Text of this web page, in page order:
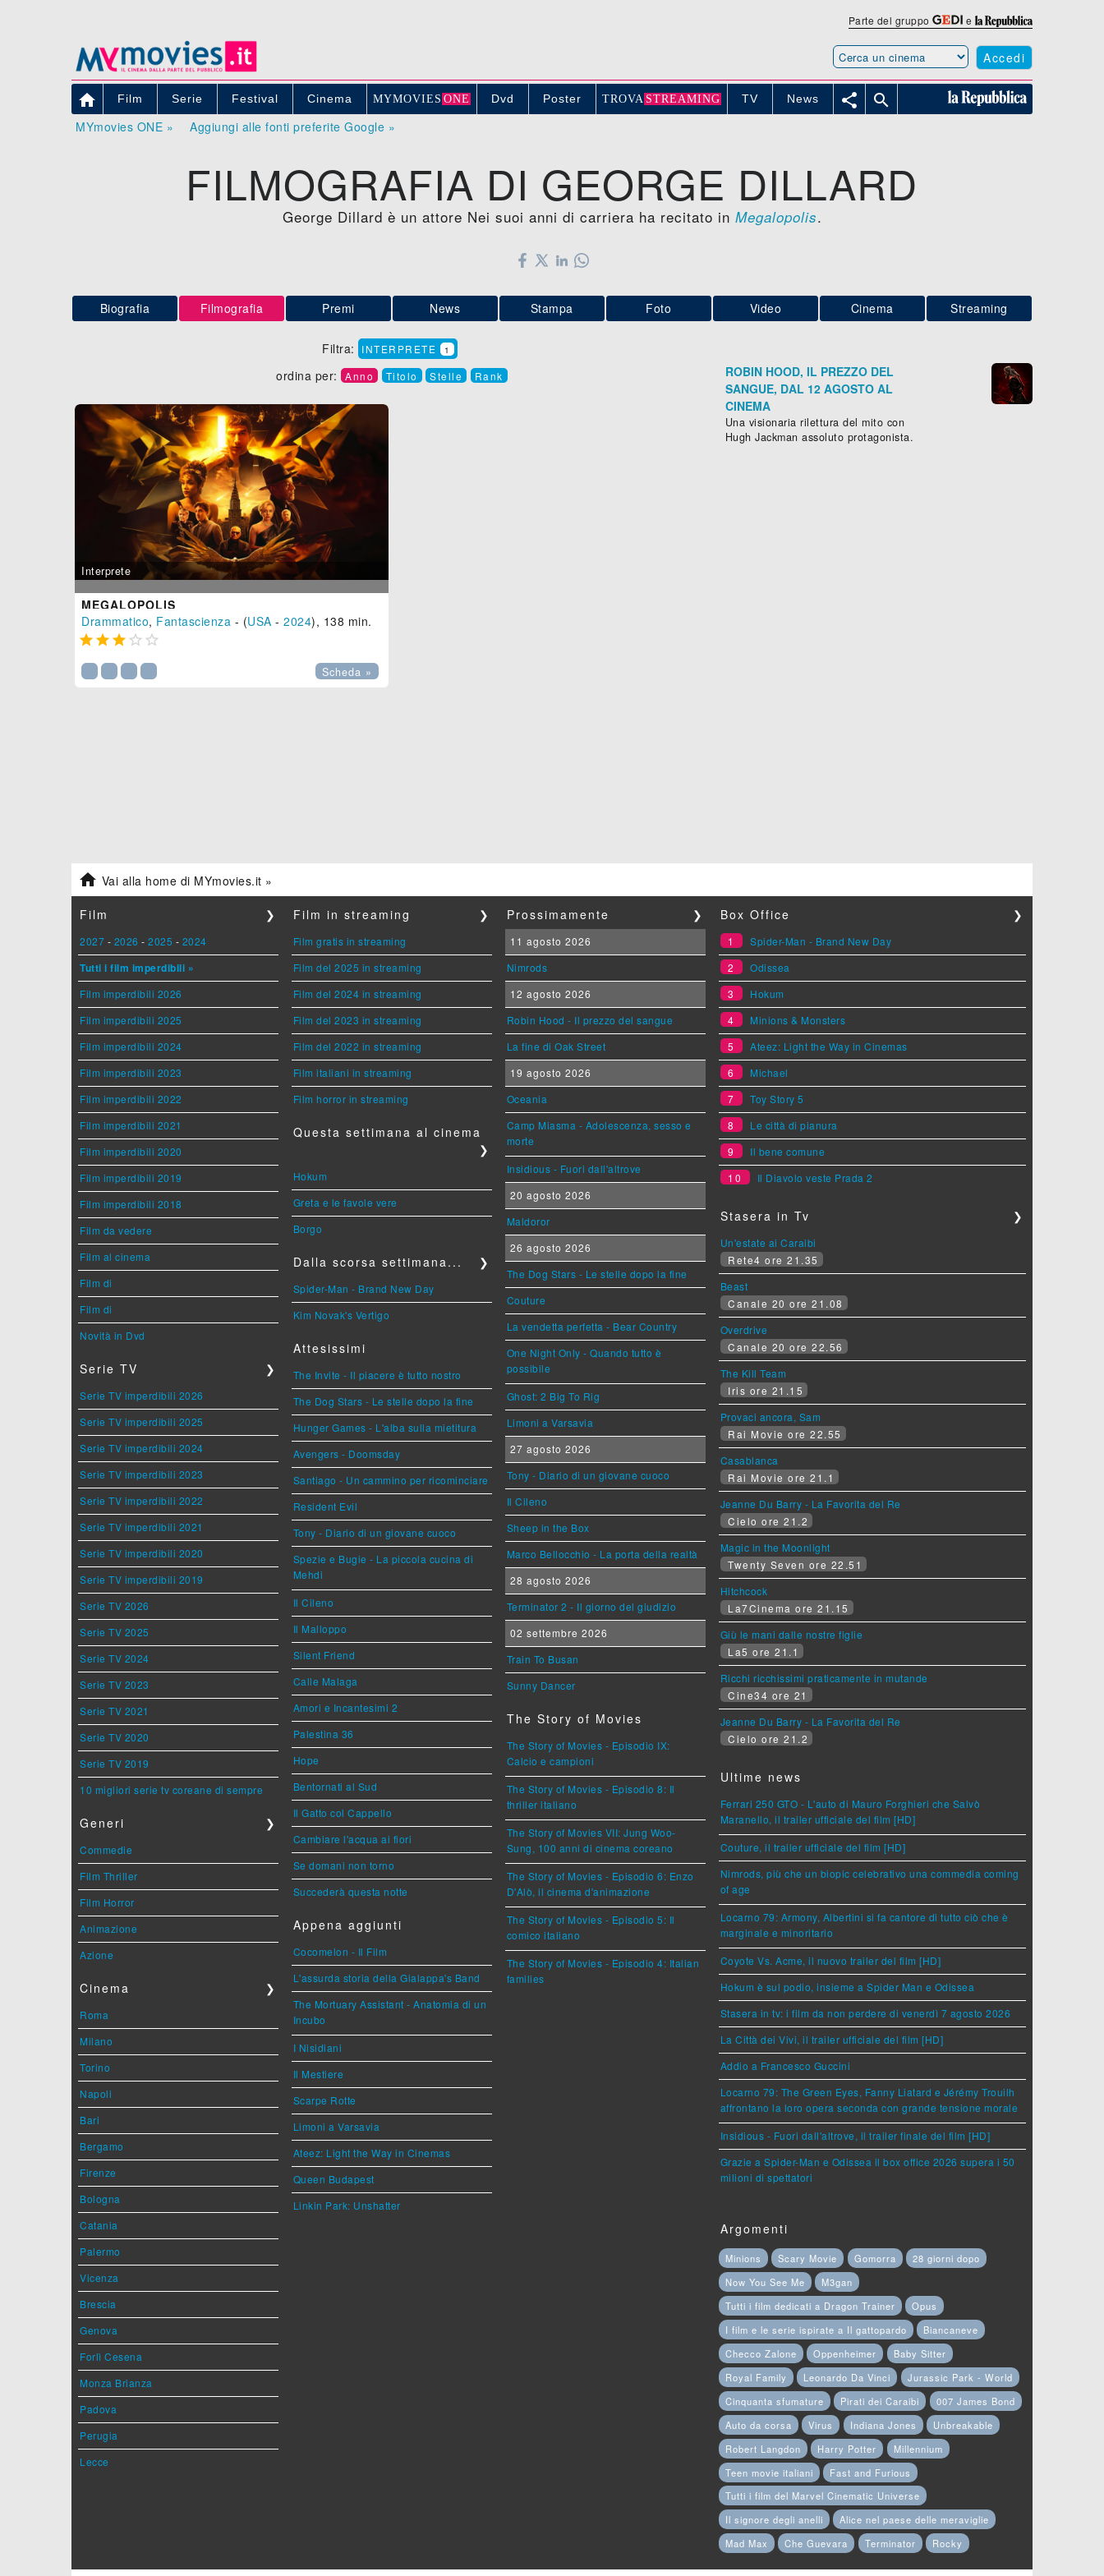
Parte del gruppo e
Accedi
 Film Serie Festival Cinema MYMOVIE S ONE Dvd Poster TROVA STREAMING TV News  
MYmovies ONE » Aggiungi alle fonti preferite Google »
FILMOGRAFIA DI GEORGE DILLARD
George Dillard è un attore Nei suoi anni di carriera ha recitato in Megalopolis.
Biografia Filmografia Premi News Stampa Foto Video Cinema Streaming
Filtra: INTERPRETE 1
ordina per: Anno Titolo Stelle Rank
Interprete
MEGALOPOLIS
Drammatico, Fantascienza - (USA - 2024), 138 min.
    
Scheda »
ROBIN HOOD, IL PREZZO DEL
SANGUE, DAL 12 AGOSTO AL
CINEMA
Una visionaria rilettura del mito con
Hugh Jackman assoluto protagonista.
 Vai alla home di MYmovies.it »
Film ❯
2027 - 2026 - 2025 - 2024
Tutti i film imperdibili »
Film imperdibili 2026
Film imperdibili 2025
Film imperdibili 2024
Film imperdibili 2023
Film imperdibili 2022
Film imperdibili 2021
Film imperdibili 2020
Film imperdibili 2019
Film imperdibili 2018
Film da vedere
Film al cinema
Film di
Film di
Novità in Dvd
Serie TV ❯
Serie TV imperdibili 2026
Serie TV imperdibili 2025
Serie TV imperdibili 2024
Serie TV imperdibili 2023
Serie TV imperdibili 2022
Serie TV imperdibili 2021
Serie TV imperdibili 2020
Serie TV imperdibili 2019
Serie TV 2026
Serie TV 2025
Serie TV 2024
Serie TV 2023
Serie TV 2021
Serie TV 2020
Serie TV 2019
10 migliori serie tv coreane di sempre
Generi ❯
Commedie
Film Thriller
Film Horror
Animazione
Azione
Cinema ❯
Roma
Milano
Torino
Napoli
Bari
Bergamo
Firenze
Bologna
Catania
Palermo
Vicenza
Brescia
Genova
Forlì Cesena
Monza Brianza
Padova
Perugia
Lecce
Film in streaming ❯
Film gratis in streaming
Film del 2025 in streaming
Film del 2024 in streaming
Film del 2023 in streaming
Film del 2022 in streaming
Film italiani in streaming
Film horror in streaming
Questa settimana al cinema
❯
Hokum
Greta e le favole vere
Borgo
Dalla scorsa settimana... ❯
Spider-Man - Brand New Day
Kim Novak's Vertigo
Attesissimi
The Invite - Il piacere è tutto nostro
The Dog Stars - Le stelle dopo la fine
Hunger Games - L'alba sulla mietitura
Avengers - Doomsday
Santiago - Un cammino per ricominciare
Resident Evil
Tony - Diario di un giovane cuoco
Spezie e Bugie - La piccola cucina di
Mehdi
Il Cileno
Il Malloppo
Silent Friend
Calle Malaga
Amori e Incantesimi 2
Palestina 36
Hope
Bentornati al Sud
Il Gatto col Cappello
Cambiare l'acqua ai fiori
Se domani non torno
Succederà questa notte
Appena aggiunti
Cocomelon - Il Film
L'assurda storia della Gialappa's Band
The Mortuary Assistant - Anatomia di un
Incubo
I Nisidiani
Il Mestiere
Scarpe Rotte
Limoni a Varsavia
Ateez: Light the Way in Cinemas
Queen Budapest
Linkin Park: Unshatter
Prossimamente ❯
11 agosto 2026
Nimrods
12 agosto 2026
Robin Hood - Il prezzo del sangue
La fine di Oak Street
19 agosto 2026
Oceania
Camp Miasma - Adolescenza, sesso e
morte
Insidious - Fuori dall'altrove
20 agosto 2026
Maldoror
26 agosto 2026
The Dog Stars - Le stelle dopo la fine
Couture
La vendetta perfetta - Bear Country
One Night Only - Quando tutto è
possibile
Ghost: 2 Big To Rig
Limoni a Varsavia
27 agosto 2026
Tony - Diario di un giovane cuoco
Il Cileno
Sheep in the Box
Marco Bellocchio - La porta della realtà
28 agosto 2026
Terminator 2 - Il giorno del giudizio
02 settembre 2026
Train To Busan
Sunny Dancer
The Story of Movies
The Story of Movies - Episodio IX:
Calcio e campioni
The Story of Movies - Episodio 8: Il
thriller italiano
The Story of Movies VII: Jung Woo-
Sung, 100 anni di cinema coreano
The Story of Movies - Episodio 6: Enzo
D'Alò, il cinema d'animazione
The Story of Movies - Episodio 5: Il
comico italiano
The Story of Movies - Episodio 4: Italian
families
Box Office ❯
1
Spider-Man - Brand New Day
2
Odissea
3
Hokum
4
Minions & Monsters
5
Ateez: Light the Way in Cinemas
6
Michael
7
Toy Story 5
8
Le città di pianura
9
Il bene comune
10
Il Diavolo veste Prada 2
Stasera in Tv ❯
Un'estate ai Caraibi
Rete4 ore 21.35
Beast
Canale 20 ore 21.08
Overdrive
Canale 20 ore 22.56
The Kill Team
Iris ore 21.15
Provaci ancora, Sam
Rai Movie ore 22.55
Casablanca
Rai Movie ore 21.1
Jeanne Du Barry - La Favorita del Re
Cielo ore 21.2
Magic in the Moonlight
Twenty Seven ore 22.51
Hitchcock
La7Cinema ore 21.15
Giù le mani dalle nostre figlie
La5 ore 21.1
Ricchi ricchissimi praticamente in mutande
Cine34 ore 21
Jeanne Du Barry - La Favorita del Re
Cielo ore 21.2
Ultime news
Ferrari 250 GTO - L'auto di Mauro Forghieri che Salvò
Maranello, il trailer ufficiale del film [HD]
Couture, il trailer ufficiale del film [HD]
Nimrods, più che un biopic celebrativo una commedia coming
of age
Locarno 79: Armony, Albertini si fa cantore di tutto ciò che è
marginale e minoritario
Coyote Vs. Acme, il nuovo trailer del film [HD]
Hokum è sul podio, insieme a Spider Man e Odissea
Stasera in tv: i film da non perdere di venerdì 7 agosto 2026
La Città dei Vivi, il trailer ufficiale del film [HD]
Addio a Francesco Guccini
Locarno 79: The Green Eyes, Fanny Liatard e Jérémy Trouilh
affrontano la loro opera seconda con grande tensione morale
Insidious - Fuori dall'altrove, il trailer finale del film [HD]
Grazie a Spider-Man e Odissea il box office 2026 supera i 50
milioni di spettatori
Argomenti
Minions Scary Movie Gomorra
28 giorni dopo
Now You See Me
M3gan
Tutti i film dedicati a Dragon Trainer
Opus
I film e le serie ispirate a Il gattopardo
Biancaneve
Checco Zalone
Oppenheimer
Baby Sitter
Royal Family
Leonardo Da Vinci
Jurassic Park - World
Cinquanta sfumature
Pirati dei Caraibi
007 James Bond
Auto da corsa
Virus Indiana Jones
Unbreakable
Robert Langdon
Harry Potter
Millennium
Teen movie italiani
Fast and Furious
Tutti i film del Marvel Cinematic Universe
Il signore degli anelli
Alice nel paese delle meraviglie
Mad Max
Che Guevara Terminator Rocky